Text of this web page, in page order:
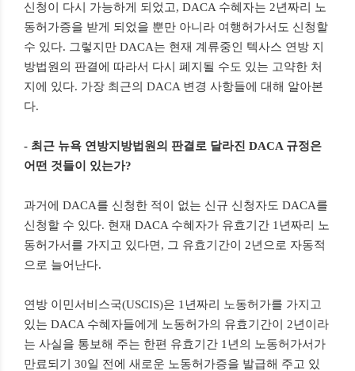
신청이 다시 가능하게 되었고, DACA 수혜자는 2년짜리 노
동허가증을 받게 되었을 뿐만 아니라 여행허가서도 신청할
수 있다. 그렇지만 DACA는 현재 계류중인 텍사스 연방 지
방법원의 판결에 따라서 다시 폐지될 수도 있는 고약한 처
지에 있다. 가장 최근의 DACA 변경 사항들에 대해 알아본
다.
- 최근 뉴욕 연방지방법원의 판결로 달라진 DACA 규정은
어떤 것들이 있는가?
과거에 DACA를 신청한 적이 없는 신규 신청자도 DACA를
신청할 수 있다. 현재 DACA 수혜자가 유효기간 1년짜리 노
동허가서를 가지고 있다면, 그 유효기간이 2년으로 자동적
으로 늘어난다.
연방 이민서비스국(USCIS)은 1년짜리 노동허가를 가지고
있는 DACA 수혜자들에게 노동허가의 유효기간이 2년이라
는 사실을 통보해 주는 한편 유효기간 1년의 노동허가서가
만료되기 30일 전에 새로운 노동허가증을 발급해 주고 있